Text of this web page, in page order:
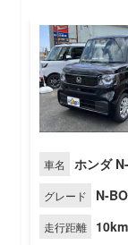
車名 ホンダ
グレード N-
走行距離 10km